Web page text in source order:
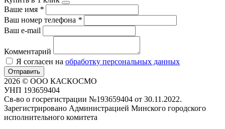
Ваше имя *
Ваш номер телефона *
Ваш e-mail
Комментарий
Я согласен на обработку персональных данных
Отправить
2026 © ООО КАСКОСМО
УНП 193659404
Св-во о госрегистрации №193659404 от 30.11.2022.
Зарегистрировано Администрацией Минского городского
исполнительного комитета